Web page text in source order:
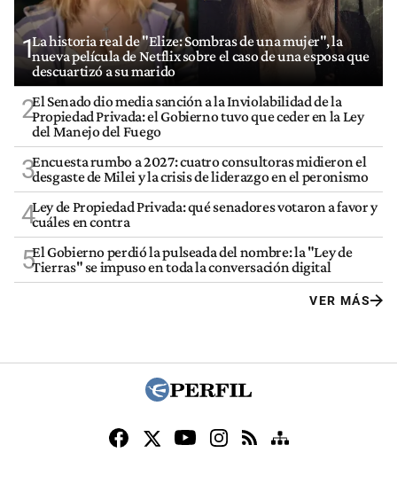
1La historia real de "Elize: Sombras de una mujer", la
nueva película de Netflix sobre el caso de una esposa que
descuartizó a su marido
2El Senado dio media sanción a la Inviolabilidad de la
Propiedad Privada: el Gobierno tuvo que ceder en la Ley
del Manejo del Fuego
3Encuesta rumbo a 2027: cuatro consultoras midieron el
desgaste de Milei y la crisis de liderazgo en el peronismo
4Ley de Propiedad Privada: qué senadores votaron a favor y
cuáles en contra
5El Gobierno perdió la pulseada del nombre: la "Ley de
Tierras" se impuso en toda la conversación digital
VER MÁS